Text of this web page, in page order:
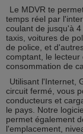
Le MDVR te
temps réel par
coulant de jusqu'à
taxis, voitures de
de police, et
comptant, le lecteur
consommation de
Utilisant l'Internet,
circuit fermé, vous
conducteurs et
le pays. Notre
permet également
l'emplacement,